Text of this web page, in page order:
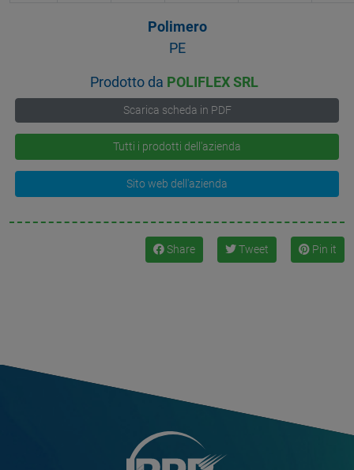
Polimero
PE
Prodotto da POLIFLEX SRL
Scarica scheda in PDF
Tutti i prodotti dell'azienda
Sito web dell'azienda
Share Tweet Pin it